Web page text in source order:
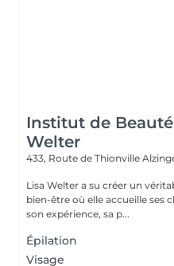
Institut de
Welter
433, Route de Thionville
Lisa Welter a su créer un
bien-être où elle accueille ses
son expérience, sa p...
Épilation
Visage